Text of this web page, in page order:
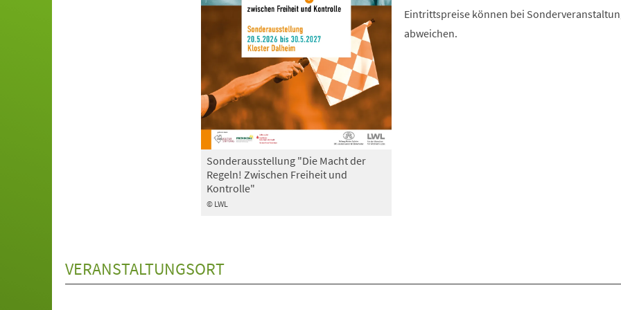
© LWL
Sonderausstellung "Die Macht der
Regeln! Zwischen Freiheit und
Kontrolle"
Eintrittspreise können bei
abweichen.
VERANSTALTUNGSORT